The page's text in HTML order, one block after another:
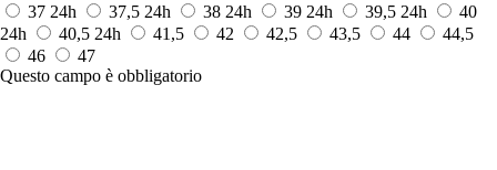
37 24h 37,5 24h 38 24h 39 24h 39,5 24h
40
24h
40,5 24h 41,5 42 42,5 43,5 44
44,5
46
47
Questo campo è obbligatorio